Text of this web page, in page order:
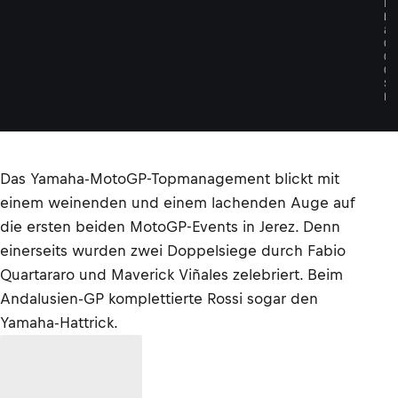
D
&
G
O
O
S
E
Das Yamaha-MotoGP-Topmanagement blickt mit
einem weinenden und einem lachenden Auge auf
die ersten beiden MotoGP-Events in Jerez. Denn
einerseits wurden zwei Doppelsiege durch Fabio
Quartararo und Maverick Viñales zelebriert. Beim
Andalusien-GP komplettierte Rossi sogar den
Yamaha-Hattrick.